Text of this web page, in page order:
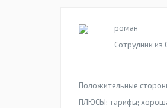
роман
Сотрудник из
Положительные
ПЛЮСЫ: тарифы;